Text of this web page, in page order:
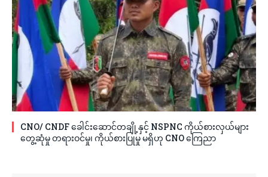
CNO/ CNDF ခေါင်းဆောင်တချို့နှင့် NSPNC ကိုယ်စားလှယ်များ
တွေ့ဆုံမှု တရားဝင်မှု၊ ကိုယ်စားပြုမှု မရှိဟု CNO ကြေညာ